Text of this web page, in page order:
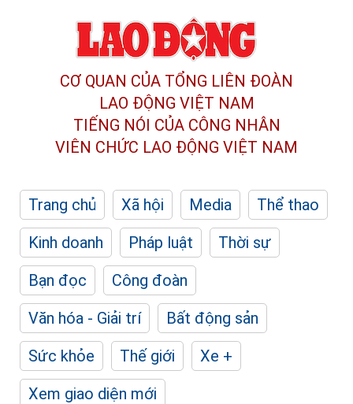
CƠ QUAN CỦA TỔNG LIÊN ĐOÀN
LAO ĐỘNG VIỆT NAM
TIẾNG NÓI CỦA CÔNG NHÂN
VIÊN CHỨC LAO ĐỘNG VIỆT NAM
Trang chủ Xã hội Media
Thể thao
Kinh doanh
Pháp luật
Thời sự
Bạn đọc
Công đoàn
Văn hóa - Giải trí
Bất động sản
Sức khỏe
Thế giới
Xe +
Xem giao diện mới